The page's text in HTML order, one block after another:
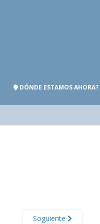
DÓNDE ESTAMOS AHORA?
Soguiente